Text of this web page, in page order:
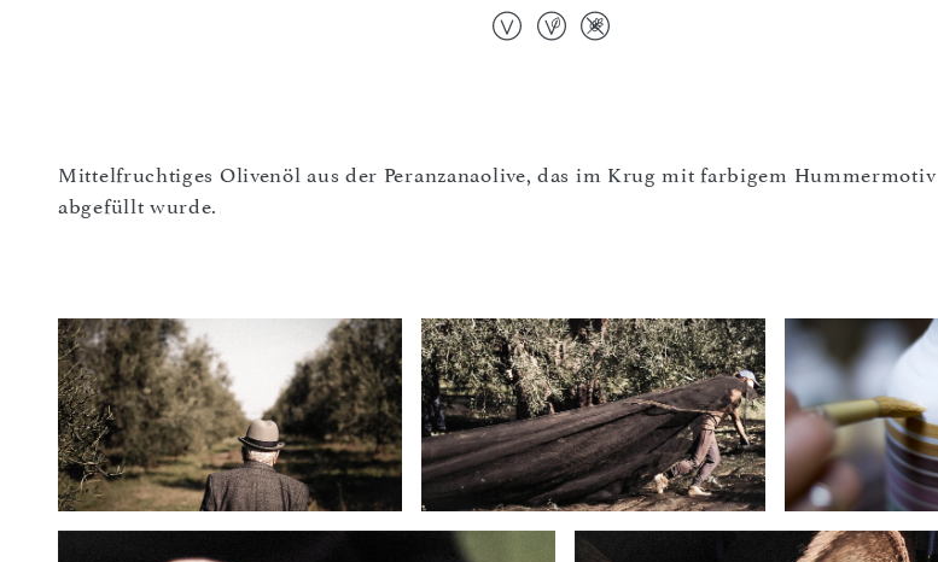
Mittelfruchtiges Olivenöl aus der Peranzanaolive, das im Krug mit farbigem Hummermotiv
abgefüllt wurde.